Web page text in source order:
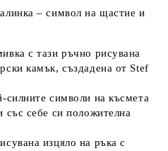
– символ на щастие и
с тазиръчно рисувана
камък, създадена от Stef
силнитесимволи на късмета
със себе си положителна
изцяло на ръка с